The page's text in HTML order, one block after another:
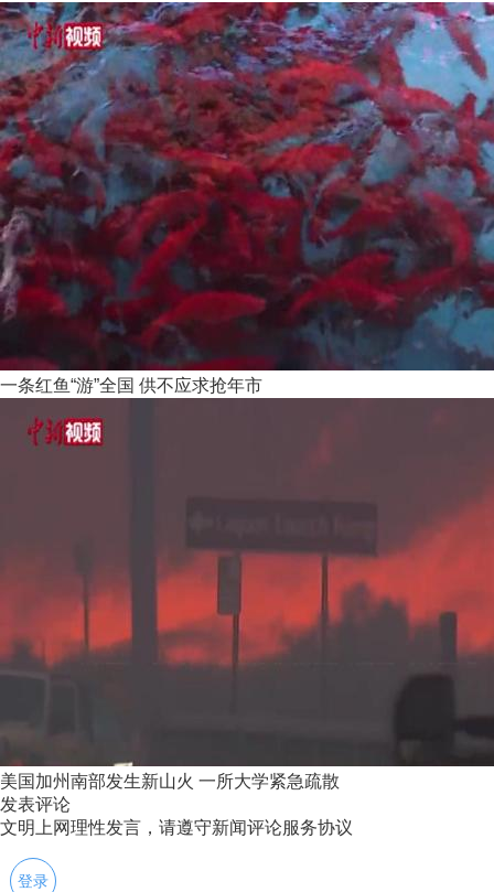
一条红鱼“游”全国 供不应求抢年市
美国加州南部发生新山火 一所大学紧急疏散
发表评论
文明上网理性发言，请遵守新闻评论服务协议
登录